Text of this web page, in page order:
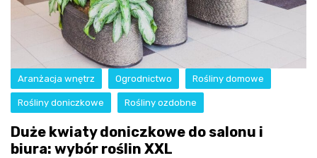
Aranżacja wnętrz Ogrodnictwo Rośliny domowe
Rośliny doniczkowe Rośliny ozdobne
Duże kwiaty doniczkowe do salonu i
biura: wybór roślin XXL